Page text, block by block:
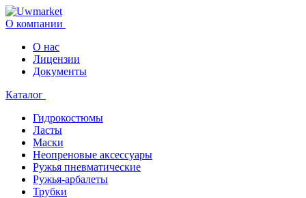
О компании
О нас
Лицензии
Документы
Каталог
Гидрокостюмы
Ласты
Маски
Неопреновые аксессуары
Ружья пневматические
Ружья-арбалеты
Трубки